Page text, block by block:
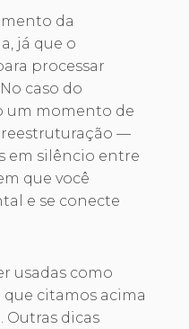
da
já que o
processar
caso do
um momento de
—
em silêncio entre
que você
e se conecte
usadas como
citamos acima
Outras dicas